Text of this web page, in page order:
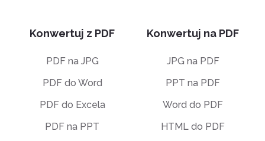
Konwertuj z PDF
PDF na JPG
PDF do Word
PDF do Excela
PDF na PPT
Konwertuj na PDF
JPG na PDF
PPT na PDF
Word do PDF
HTML do PDF